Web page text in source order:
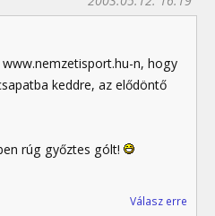
n, hogy
keddre, az elődöntő
rúg győztes gólt!
Válasz erre